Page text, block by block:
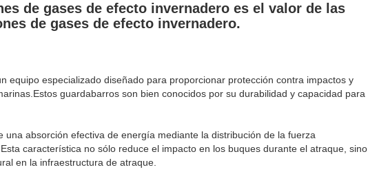
de gases de efecto invernadero es el valor de las
de gases de efecto invernadero.
equipo especializado diseñado para proporcionar protección contra impactos y
guardabarros son bien conocidos por su durabilidad y capacidad para
una absorción efectiva de energía mediante la distribución de la fuerza
característica no sólo reduce el impacto en los buques durante el atraque, sino
en la infraestructura de atraque.